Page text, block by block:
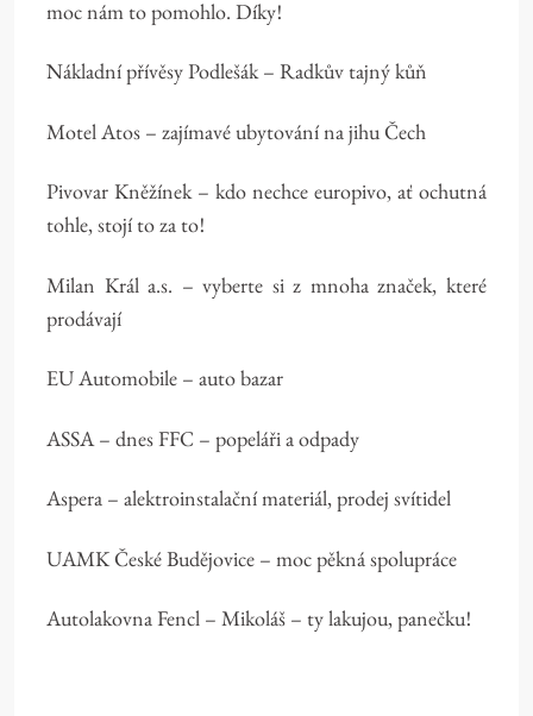
moc nám to pomohlo. Díky!
Nákladní přívěsy Podlešák – Radkův tajný kůň
Motel Atos – zajímavé ubytování na jihu Čech
Pivovar Kněžínek – kdo nechce europivo, ať ochutná
tohle, stojí to za to!
Milan Král a.s. – vyberte si z mnoha značek, které
prodávají
EU Automobile – auto bazar
ASSA – dnes FFC – popeláři a odpady
Aspera – alektroinstalační materiál, prodej svítidel
UAMK České Budějovice – moc pěkná spolupráce
Autolakovna Fencl – Mikoláš – ty lakujou, panečku!